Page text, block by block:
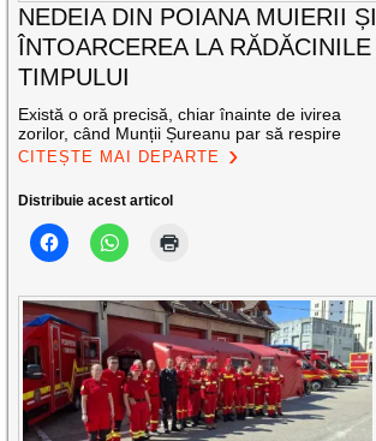
NEDEIA DIN POIANA MUIERII ȘI
ÎNTOARCEREA LA RĂDĂCINILE
TIMPULUI
Există o oră precisă, chiar înainte de ivirea
zorilor, când Munții Șureanu par să respire
CITEȘTE MAI DEPARTE
Distribuie acest articol